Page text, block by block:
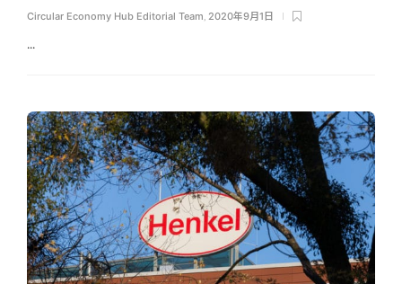
Circular Economy Hub Editorial Team 2020年9月1日
...